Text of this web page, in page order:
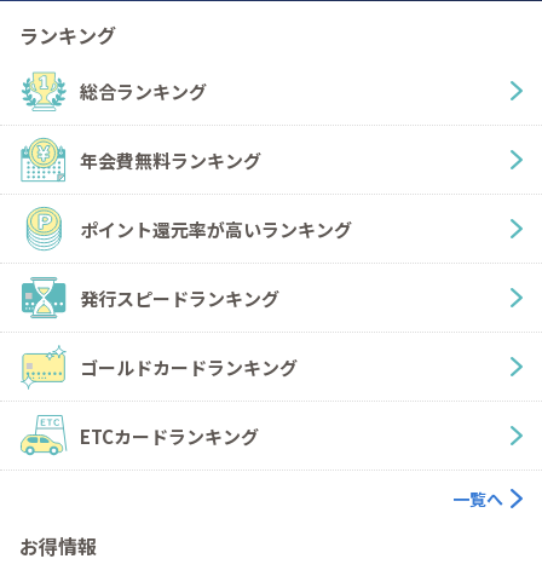
ランキング
総合ランキング
年会費無料ランキング
ポイント還元率が高いランキング
発行スピードランキング
ゴールドカードランキング
ETCカードランキング
一覧へ
お得情報